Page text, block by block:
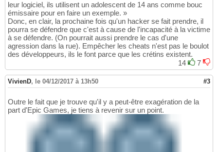
leur logiciel, ils utilisent un adolescent de 14 ans comme bouc
émissaire pour en faire un exemple. »
Donc, en clair, la prochaine fois qu'un hacker se fait prendre, il
pourra se défendre que c'est à cause de l'incapacité à la victime
à se défendre. (On pourrait aussi prendre le cas d'une
agression dans la rue). Empêcher les cheats n'est pas le boulot
des développeurs, ils le font parce que les crétins existent.
14
7
VivienD, le 04/12/2017 à 13h50 #3
Outre le fait que je trouve qu'il y a peut-être exagération de la
part d'Epic Games, je tiens à revenir sur un point.